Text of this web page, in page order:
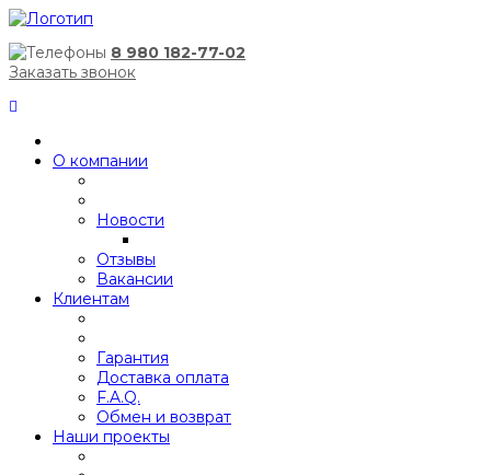
8 980 182-77-02
Заказать звонок
О компании
Новости
Отзывы
Вакансии
Клиентам
Гарантия
Доставка оплата
F.A.Q.
Обмен и возврат
Наши проекты